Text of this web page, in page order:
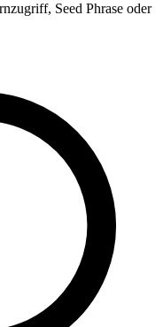
Seed Phrase oder